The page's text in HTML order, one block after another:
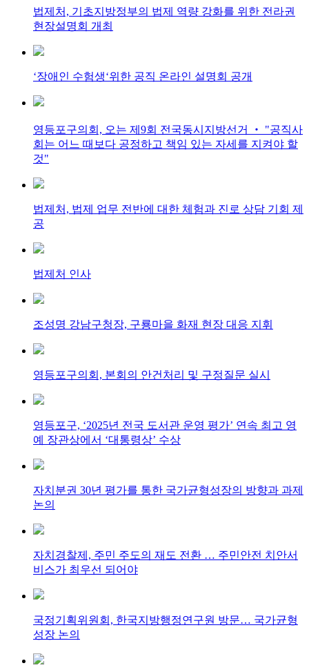
법제처, 기초지방정부의 법제 역량 강화를 위한 전라권
현장설명회 개최
‘장애인 수험생‘위한 공직 온라인 설명회 공개
영등포구의회, 오는 제9회 전국동시지방선거 ‧ "공직사
회는 어느 때보다 공정하고 책임 있는 자세를 지켜야 할
것"
법제처, 법제 업무 전반에 대한 체험과 진로 상담 기회 제
공
법제처 인사
조성명 강남구청장, 구룡마을 화재 현장 대응 지휘
영등포구의회, 본회의 안건처리 및 구정질문 실시
영등포구, ‘2025년 전국 도서관 운영 평가’ 연속 최고 영
예 장관상에서 ‘대통령상’ 수상
자치분권 30년 평가를 통한 국가균형성장의 방향과 과제
논의
자치경찰제, 주민 주도의 재도 전환 … 주민안전 치안서
비스가 최우선 되어야
국정기획위원회, 한국지방행정연구원 방문… 국가균형
성장 논의